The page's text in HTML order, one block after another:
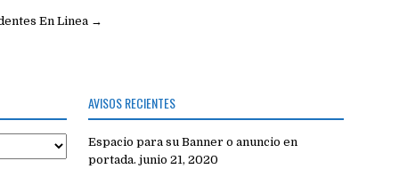
En Linea →
AVISOS RECIENTES
Espacio para su Banner o anuncio en
portada. junio 21, 2020